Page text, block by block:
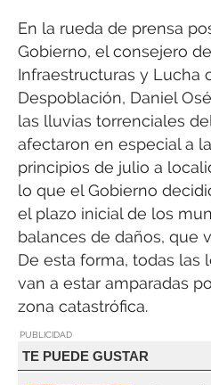
En la rueda de prensa
Gobierno, el consejero
Infraestructuras y Lucha
Despoblación, Daniel
las lluvias torrenciales
afectaron en especial a
principios de julio a
lo que el Gobierno
el plazo inicial de los
balances de daños, que
De esta forma, todas las
van a estar amparadas
zona catastrófica.
PUBLICIDAD
TE PUEDE GUSTAR